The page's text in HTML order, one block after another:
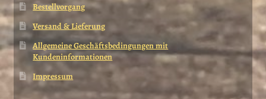
Bestellvorgang
Versand & Lieferung
Allgemeine Geschäftsbedingungen mit
Kundeninformationen
Impressum